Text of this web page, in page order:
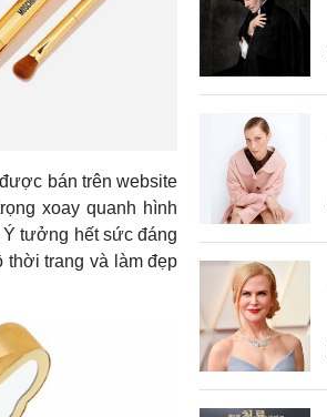
bán trên website
xoay quanh hình
tưởng hết sức đáng
thời trang và làm đẹp